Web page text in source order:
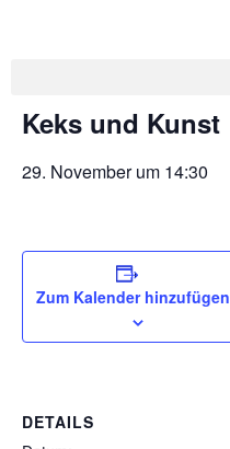
Keks und Kunst
29. November um 14:30
Zum Kalender hinzufügen
DETAILS